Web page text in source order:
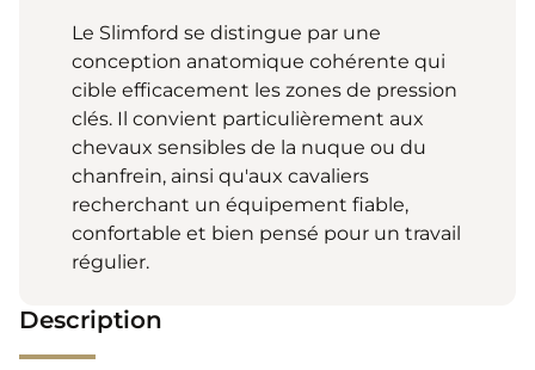
Le Slimford se distingue par une
conception anatomique cohérente qui
cible efficacement les zones de pression
clés. Il convient particulièrement aux
chevaux sensibles de la nuque ou du
chanfrein, ainsi qu'aux cavaliers
recherchant un équipement fiable,
confortable et bien pensé pour un travail
régulier.
Description